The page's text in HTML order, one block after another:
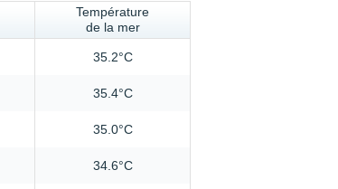
Température
de la mer
35.2°C
35.4°C
35.0°C
34.6°C